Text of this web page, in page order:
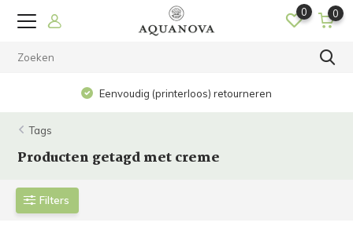
0 0
Eenvoudig (printerloos) retourneren
Tags
Producten getagd met creme
Filters